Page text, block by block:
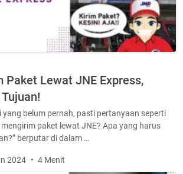
Paket Lewat JNE Express,
yang belum pernah, pasti pertanyaan seperti
paket lewat JNE? Apa yang harus
berputar di dalam …
2024 4 Menit